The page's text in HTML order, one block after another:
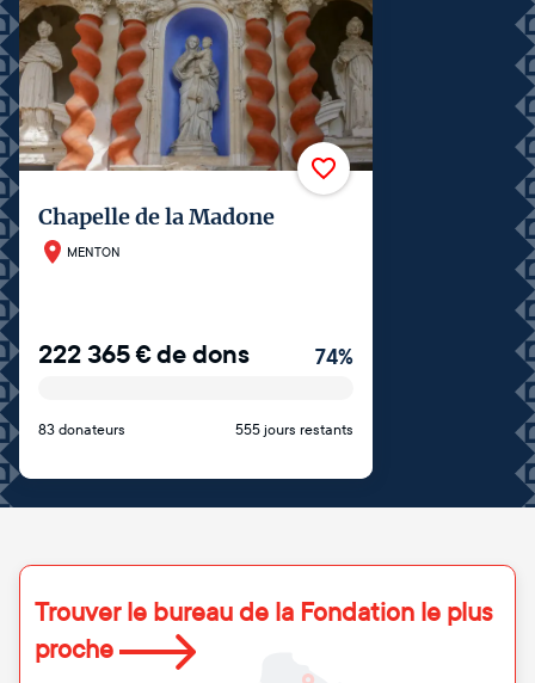
Chapelle de la Madone
MENTON
222 365€de dons 74%
83 donateurs 555 jours restants
Trouver le bureau de la Fondation le plus
proche